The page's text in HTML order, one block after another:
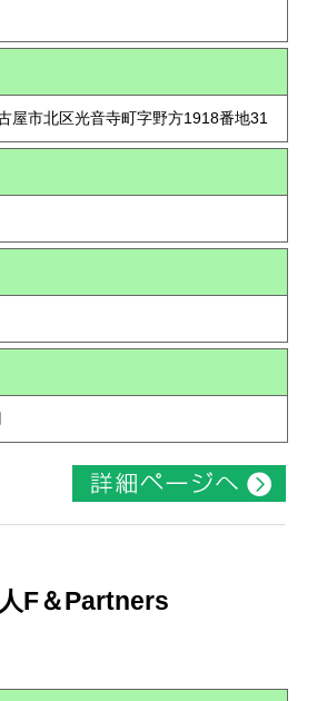
市北区光音寺町字野方1918番地31
F＆Partners